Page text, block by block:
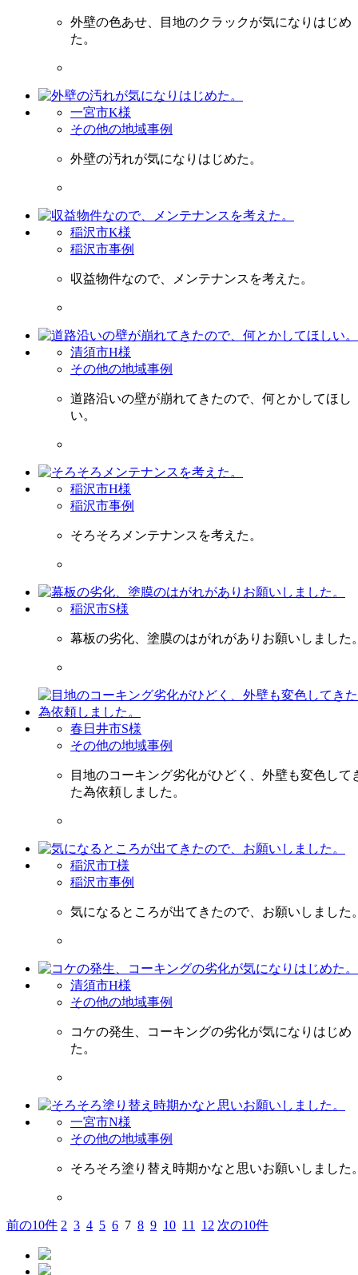
外壁の色あせ、目地のクラックが気になりはじめ
た。
一宮市K様
その他の地域事例
外壁の汚れが気になりはじめた。
稲沢市K様
稲沢市事例
収益物件なので、メンテナンスを考えた。
清須市H様
その他の地域事例
道路沿いの壁が崩れてきたので、何とかしてほし
い。
稲沢市H様
稲沢市事例
そろそろメンテナンスを考えた。
稲沢市S様
幕板の劣化、塗膜のはがれがありお願いしました
春日井市S様
その他の地域事例
目地のコーキング劣化がひどく、外壁も変色して
た為依頼しました。
稲沢市T様
稲沢市事例
気になるところが出てきたので、お願いしました
清須市H様
その他の地域事例
コケの発生、コーキングの劣化が気になりはじめ
た。
一宮市N様
その他の地域事例
そろそろ塗り替え時期かなと思いお願いしました
前の10件 2 3 4 5 6 7 8 9 10 11 12 次の10件